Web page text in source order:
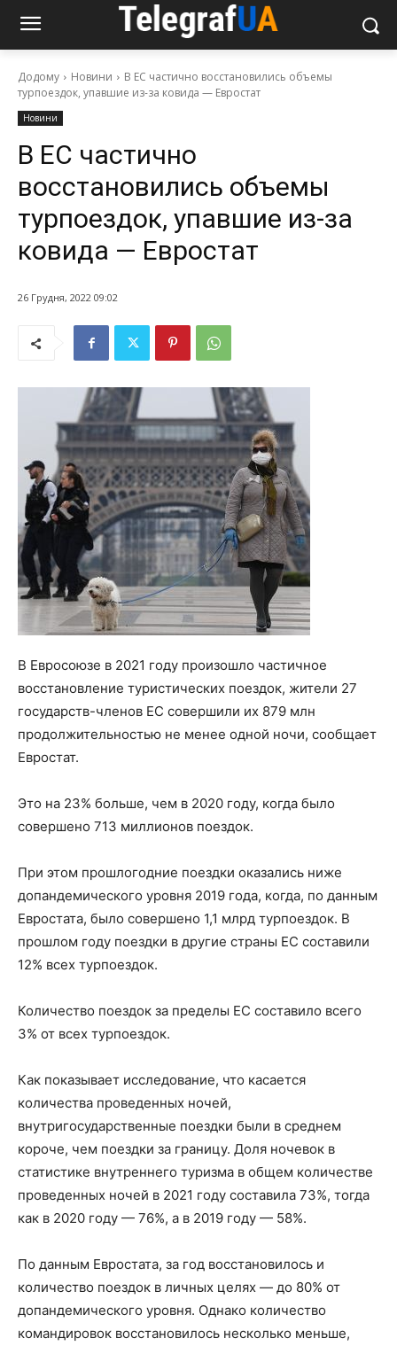
Додому Новини
В ЕС частично восстановились объемы
турпоездок, упавшие из-за ковида — Евростат
Новини
В ЕС частично
восстановились объемы
турпоездок, упавшие из-за
ковида — Евростат
26 Грудня, 2022 09:02
В Евросоюзе в 2021 году произошло частичное
восстановление туристических поездок, жители 27
государств-членов ЕС совершили их 879 млн
продолжительностью не менее одной ночи, сообщает
Евростат.
Это на 23% больше, чем в 2020 году, когда было
совершено 713 миллионов поездок.
При этом прошлогодние поездки оказались ниже
допандемического уровня 2019 года, когда, по данным
Евростата, было совершено 1,1 млрд турпоездок. В
прошлом году поездки в другие страны ЕС составили
12% всех турпоездок.
Количество поездок за пределы ЕС составило всего
3% от всех турпоездок.
Как показывает исследование, что касается
количества проведенных ночей,
внутригосударственные поездки были в среднем
короче, чем поездки за границу. Доля ночевок в
статистике внутреннего туризма в общем количестве
проведенных ночей в 2021 году составила 73%, тогда
как в 2020 году — 76%, а в 2019 году — 58%.
По данным Евростата, за год восстановилось и
количество поездок в личных целях — до 80% от
допандемического уровня. Однако количество
командировок восстановилось несколько меньше,